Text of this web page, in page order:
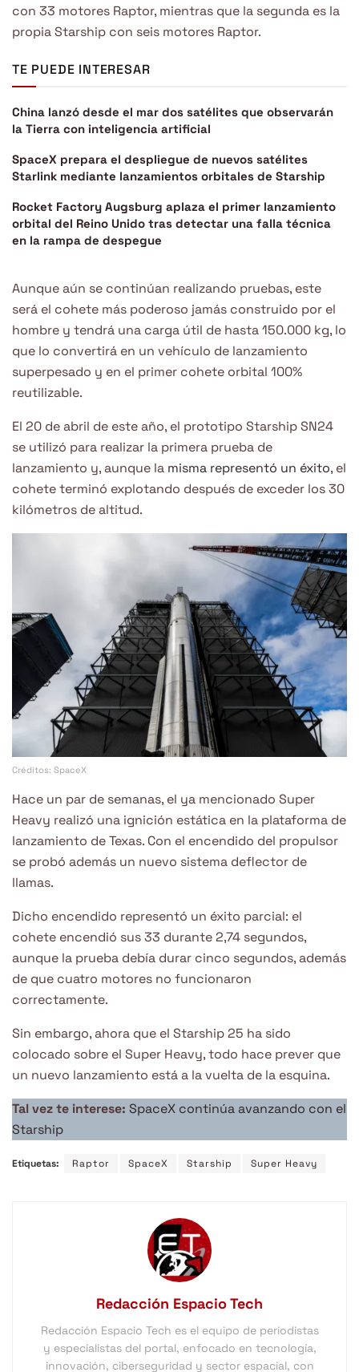
con 33 motores Raptor, mientras que la segunda es la
propia Starship con seis motores Raptor.
TE PUEDE INTERESAR
China lanzó desde el mar dos satélites que observarán
la Tierra con inteligencia artificial
SpaceX prepara el despliegue de nuevos satélites
Starlink mediante lanzamientos orbitales de Starship
Rocket Factory Augsburg aplaza el primer lanzamiento
orbital del Reino Unido tras detectar una falla técnica
en la rampa de despegue
Aunque aún se continúan realizando pruebas, este
será el cohete más poderoso jamás construido por el
hombre y tendrá una carga útil de hasta 150.000 kg, lo
que lo convertirá en un vehículo de lanzamiento
superpesado y en el primer cohete orbital 100%
reutilizable.
El 20 de abril de este año, el prototipo Starship SN24
se utilizó para realizar la primera prueba de
lanzamiento y, aunque la misma representó un éxito, el
cohete terminó explotando después de exceder los 30
kilómetros de altitud.
Créditos: SpaceX
Hace un par de semanas, el ya mencionado Super
Heavy realizó una ignición estática en la plataforma de
lanzamiento de Texas. Con el encendido del propulsor
se probó además un nuevo sistema deflector de
llamas.
Dicho encendido representó un éxito parcial: el
cohete encendió sus 33 durante 2,74 segundos,
aunque la prueba debía durar cinco segundos, además
de que cuatro motores no funcionaron
correctamente.
Sin embargo, ahora que el Starship 25 ha sido
colocado sobre el Super Heavy, todo hace prever que
un nuevo lanzamiento está a la vuelta de la esquina.
Tal vez te interese: SpaceX continúa avanzando con el
Starship
Etiquetas: Raptor SpaceX Starship Super Heavy
Redacción Espacio Tech
Redacción Espacio Tech es el equipo de periodistas
y especialistas del portal, enfocado en tecnología,
innovación, ciberseguridad y sector espacial, con